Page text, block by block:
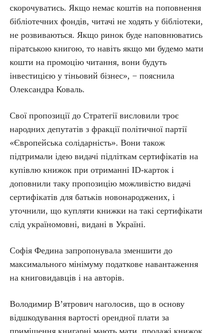
скорочуватись. Якщо немає коштів на поповнення
бібліотечних фондів, читачі не ходять у бібліотеки,
не розвиваються. Якщо ринок буде наповнюватись
піратською книгою, то навіть якщо ми будемо мати
кошти на промоцію читання, вони будуть
інвестицією у тіньовий бізнес», − пояснила
Олександра Коваль.
Свої пропозиції до Стратегії висловили троє
народних депутатів з фракції політичної партії
«Європейська солідарність». Вони також
підтримали ідею видачі підліткам сертифікатів на
купівлю книжок при отриманні ID-карток і
доповнили таку пропозицію можливістю видачі
сертифікатів для батьків новонароджених, і
уточнили, що купляти книжки на такі сертифікати
слід україномовні, видані в Україні.
Софія Федина запропонувала зменшити до
максимального мінімуму податкове навантаження
на книговидавців і на авторів.
Володимир В’ятрович наголосив, що в основу
відшкодування вартості орендної плати за
приміщення книгарні мають мати продажі книжок